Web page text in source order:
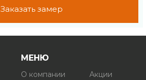
Заказать замер
МЕНЮ
О компании
Акции